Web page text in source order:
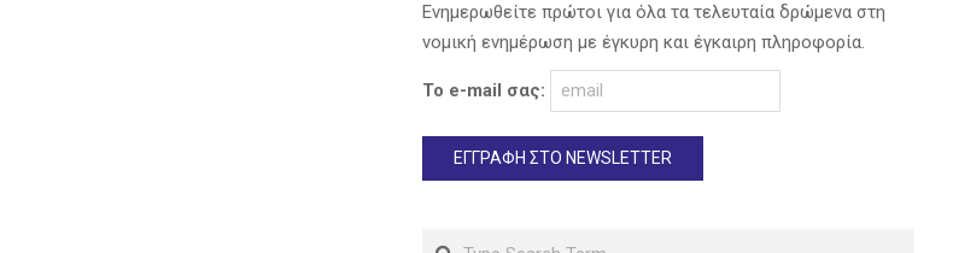
Ενημερωθείτε πρώτοι για όλα τα τελευταία δρώμενα στη
νομική ενημέρωση με έγκυρη και έγκαιρη πληροφορία.
Το e-mail σας:
Search